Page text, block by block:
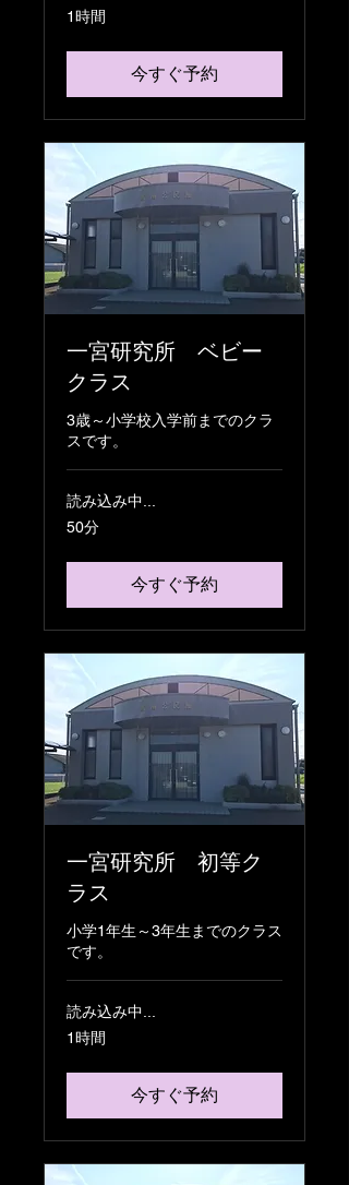
1時間
今すぐ予約
一宮研究所 ベビー
クラス
3歳～小学校入学前までのクラ
スです。
読み込み中...
50分
今すぐ予約
一宮研究所 初等ク
ラス
小学1年生～3年生までのクラス
です。
読み込み中...
1時間
今すぐ予約